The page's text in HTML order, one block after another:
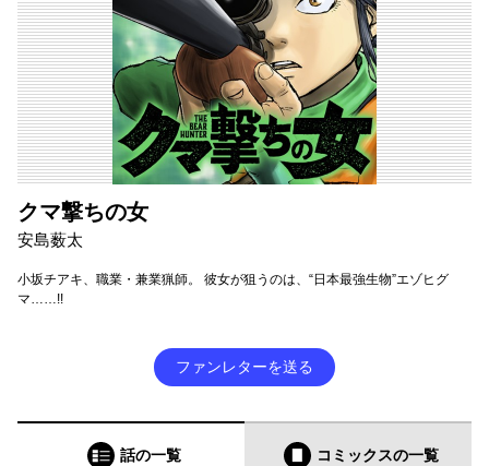
クマ撃ちの女
安島薮太
小坂チアキ、職業・兼業猟師。 彼女が狙うのは、“日本最強生物”エゾヒグ
マ……!!
ファンレターを送る
話の一覧 コミックスの一覧